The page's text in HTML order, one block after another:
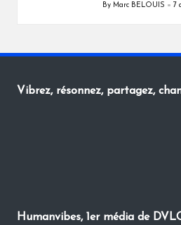
Posted
By Marc BELOUIS 7
Vibrez, résonnez, partagez,
Humanvibes, 1er média de